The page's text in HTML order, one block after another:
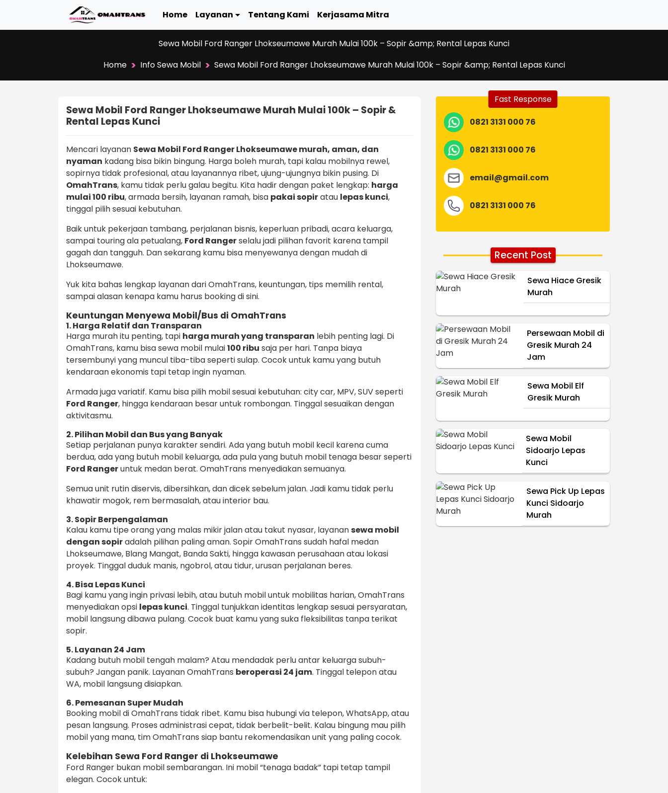
Home Layanan Tentang Kami Kerjasama Mitra
Sewa Mobil Ford Ranger Lhokseumawe Murah Mulai 100k – Sopir &amp; Rental Lepas Kunci
Home > Info Sewa Mobil > Sewa Mobil Ford Ranger Lhokseumawe Murah Mulai 100k – Sopir &amp; Rental Lepas Kunci
Sewa Mobil Ford Ranger Lhokseumawe Murah Mulai 100k – Sopir &
Rental Lepas Kunci
Mencari layanan Sewa Mobil Ford Ranger Lhokseumawe murah, aman, dan
nyaman kadang bisa bikin bingung. Harga boleh murah, tapi kalau mobilnya rewel,
sopirnya tidak profesional, atau layanannya ribet, ujung-ujungnya bikin pusing. Di
OmahTrans, kamu tidak perlu galau begitu. Kita hadir dengan paket lengkap: harga
mulai 100 ribu, armada bersih, layanan ramah, bisa pakai sopiratau lepas kunci,
tinggal pilih sesuai kebutuhan.
Baik untuk pekerjaan tambang, perjalanan bisnis, keperluan pribadi, acara keluarga,
sampai touring ala petualang, Ford Rangerselalu jadi pilihan favorit karena tampil
gagah dan tangguh. Dan sekarang kamu bisa menyewanya dengan mudah di
Lhokseumawe.
Yuk kita bahas lengkap layanan dari OmahTrans, keuntungan, tips memilih rental,
sampai alasan kenapa kamu harus booking di sini.
Keuntungan Menyewa Mobil/Bus di OmahTrans
1. Harga Relatif dan Transparan
Harga murah itu penting, tapi harga murah yang transparan lebih penting lagi. Di
OmahTrans, kamu bisa sewa mobil mulai100 ribu saja per hari. Tanpa biaya
tersembunyi yang muncul tiba-tiba seperti sulap. Cocok untuk kamu yang butuh
kendaraan ekonomis tapi tetap ingin nyaman.
Armada juga variatif. Kamu bisa pilih mobil sesuai kebutuhan: city car, MPV, SUV seperti
Ford Ranger, hingga kendaraan besar untuk rombongan. Tinggal sesuaikan dengan
aktivitasmu.
2. Pilihan Mobil dan Bus yang Banyak
Setiap perjalanan punya karakter sendiri. Ada yang butuh mobil kecil karena cuma
berdua, ada yang butuh mobil keluarga, ada pula yang butuh mobil tenaga besar seperti
Ford Rangeruntuk medan berat. OmahTrans menyediakan semuanya.
Semua unit rutin diservis, dibersihkan, dan dicek sebelum jalan. Jadi kamu tidak perlu
khawatir mogok, rem bermasalah, atau interior bau.
3. Sopir Berpengalaman
Kalau kamu tipe orang yang malas mikir jalan atau takut nyasar, layanansewa mobil
dengan sopiradalah pilihan paling aman. Sopir OmahTrans sudah hafal medan
Lhokseumawe, Blang Mangat, Banda Sakti, hingga kawasan perusahaan atau lokasi
proyek. Tinggal duduk manis, ngobrol, atau tidur, urusan perjalanan beres.
4. Bisa Lepas Kunci
Bagi kamu yang ingin privasi lebih, atau butuh mobil untuk mobilitas harian, OmahTrans
menyediakan opsi lepas kunci. Tinggal tunjukkan identitas lengkap sesuai persyaratan,
mobil langsung dibawa pulang. Cocok buat kamu yang suka fleksibilitas tanpa terikat
sopir.
5. Layanan 24 Jam
Kadang butuh mobil tengah malam? Atau mendadak perlu antar keluarga subuh-
subuh? Jangan panik. Layanan OmahTrans beroperasi 24 jam. Tinggal telepon atau
WA, mobil langsung disiapkan.
6. Pemesanan Super Mudah
Booking mobil di OmahTrans tidak ribet. Kamu bisa hubungi via telepon, WhatsApp, atau
pesan langsung. Proses administrasi cepat, tidak berbelit-belit. Kalau bingung mau pilih
mobil yang mana, tim OmahTrans siap bantu rekomendasikan unit yang paling cocok.
Kelebihan Sewa Ford Ranger di Lhokseumawe
Ford Ranger bukan mobil sembarangan. Ini mobil “tenaga badak” tapi tetap tampil
elegan. Cocok untuk:
Fast Response
0821 3131 000 76
0821 3131 000 76
email@gmail.com
0821 3131 000 76
Recent Post
Sewa Hiace Gresik
Murah
Persewaan Mobil di
Gresik Murah 24
Jam
Sewa Mobil Elf
Gresik Murah
Sewa Mobil
Sidoarjo Lepas
Kunci
Sewa Pick Up Lepas
Kunci Sidoarjo
Murah